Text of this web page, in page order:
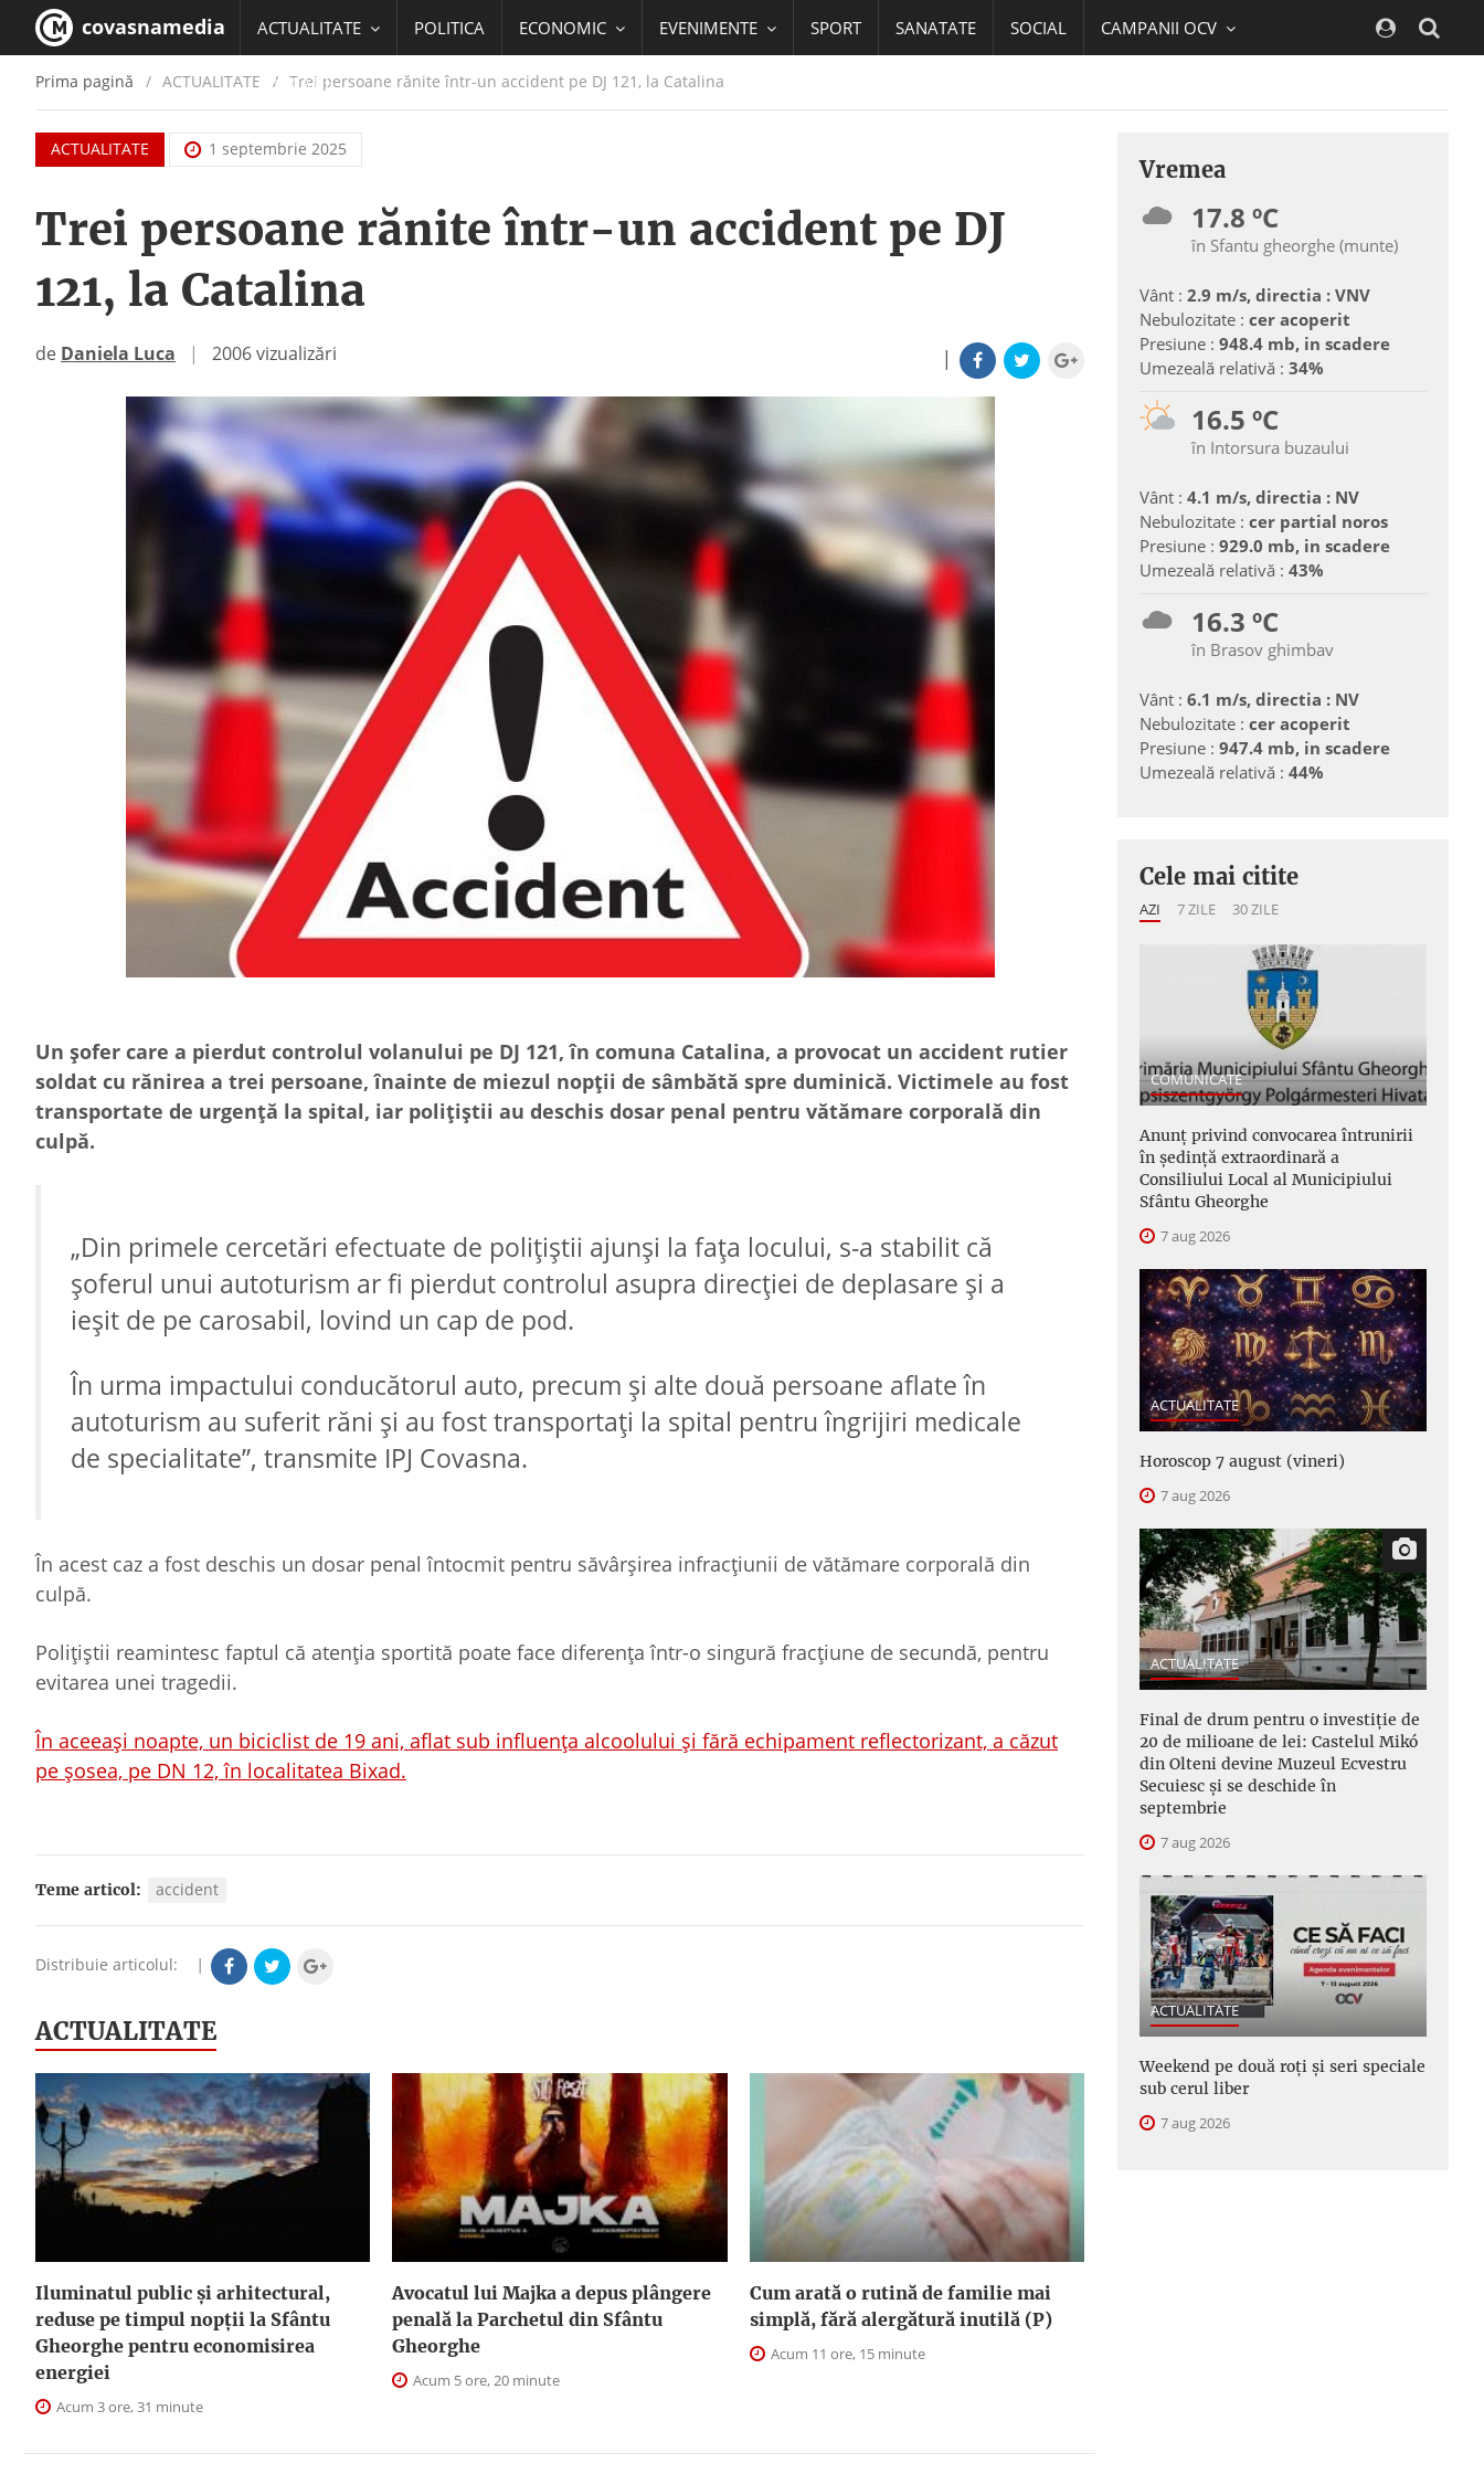
covasnamedia ACTUALITATE POLITICA ECONOMIC EVENIMENTE SPORT SANATATE SOCIAL CAMPANII OCV
EDUCATIE
Prima pagină ACTUALITATE / Trei persoane rănite într-un accident pe DJ 121, la Catalina
ACTUALITATE 1 septembrie 2025
Trei persoane rănite într-un accident pe DJ
121, la Catalina
|
de Daniela Luca | 2006 vizualizări
Un șofer care a pierdut controlul volanului pe DJ 121, în comuna Catalina, a provocat un accident rutier
soldat cu rănirea a trei persoane, înainte de miezul nopții de sâmbătă spre duminică. Victimele au fost
transportate de urgență la spital, iar polițiștii au deschis dosar penal pentru vătămare corporală din
culpă.
„Din primele cercetări efectuate de polițiștii ajunși la fața locului, s-a stabilit că
șoferul unui autoturism ar fi pierdut controlul asupra direcției de deplasare și a
ieșit de pe carosabil, lovind un cap de pod.
În urma impactului conducătorul auto, precum și alte două persoane aflate în
autoturism au suferit răni și au fost transportați la spital pentru îngrijiri medicale
de specialitate”, transmite IPJ Covasna.
În acest caz a fost deschis un dosar penal întocmit pentru săvârșirea infracțiunii de vătămare corporală din
culpă.
Polițiștii reamintesc faptul că atenția sportită poate face diferența într-o singură fracțiune de secundă, pentru
evitarea unei tragedii.
În aceeași noapte, un biciclist de 19 ani, aflat sub influența alcoolului și fără echipament reflectorizant, a căzut
pe șosea, pe DN 12, în localitatea Bixad.
Teme articol: accident
Distribuie articolul: |
ACTUALITATE
Iluminatul public şi arhitectural,
reduse pe timpul nopţii la Sfântu
Gheorghe pentru economisirea
energiei
Acum 3 ore, 31 minute
Avocatul lui Majka a depus plângere
penală la Parchetul din Sfântu
Gheorghe
Acum 5 ore, 20 minute
Cum arată o rutină de familie mai
simplă, fără alergătură inutilă (P)
Acum 11 ore, 15 minute
Vremea
17.8 ºC
în Sfantu gheorghe (munte)
Vânt : 2.9 m/s, directia : VNV
Nebulozitate : cer acoperit
Presiune : 948.4 mb, in scadere
Umezeală relativă : 34%
16.5 ºC
în Intorsura buzaului
Vânt : 4.1 m/s, directia : NV
Nebulozitate : cer partial noros
Presiune : 929.0 mb, in scadere
Umezeală relativă : 43%
16.3 ºC
în Brasov ghimbav
Vânt : 6.1 m/s, directia : NV
Nebulozitate : cer acoperit
Presiune : 947.4 mb, in scadere
Umezeală relativă : 44%
Cele mai citite
AZI 7 ZILE 30 ZILE
COMUNICATE
Anunţ privind convocarea întrunirii
în şedinţă extraordinară a
Consiliului Local al Municipiului
Sfântu Gheorghe
7 aug 2026
ACTUALITATE
Horoscop 7 august (vineri)
7 aug 2026
ACTUALITATE
Final de drum pentru o investiție de
20 de milioane de lei: Castelul Mikó
din Olteni devine Muzeul Ecvestru
Secuiesc și se deschide în
septembrie
7 aug 2026
ACTUALITATE
Weekend pe două roți și seri speciale
sub cerul liber
7 aug 2026